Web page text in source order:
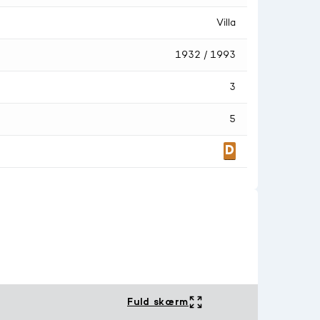
Villa
1932 / 1993
3
5
Fuld skærm